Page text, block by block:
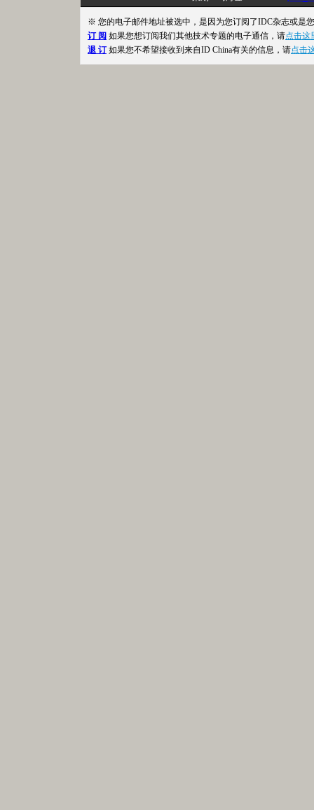
※ 您的电子邮件地址被选中，是因为您订阅了IDC杂志或是
订 阅 如果您想订阅我们其他技术专题的电子通信，请点击这
退 订如果您不希望接收到来自ID China有关的信息，请点击